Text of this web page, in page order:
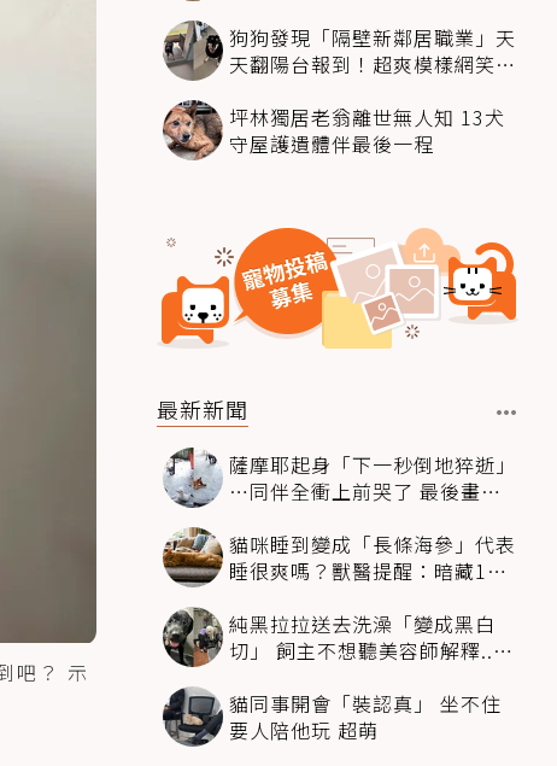
吧？ 示
狗狗發現「隔壁新鄰居職業」天
天翻陽台報到！超爽模樣網笑
坪林獨居老翁離世無人知 13犬
守屋護遺體伴最後一程
最新新聞
薩摩耶起身「下一秒倒地猝逝」
…同伴全衝上前哭了 最後畫面
貓咪睡到變成「長條海參」代表
睡很爽嗎？獸醫提醒：暗藏1種
純黑拉拉送去洗澡「變成黑白
切」 飼主不想聽美容師解釋..衝
貓同事開會「裝認真」 坐不住
要人陪他玩 超萌